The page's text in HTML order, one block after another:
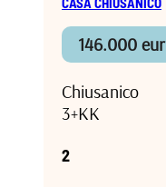
146.000 eur
Chiusanico
3+KK
2